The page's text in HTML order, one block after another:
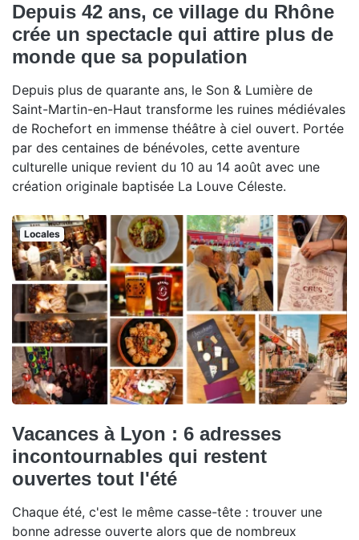
Depuis 42 ans, ce village du Rhône
crée un spectacle qui attire plus de
monde que sa population
Depuis plus de quarante ans, le Son & Lumière de
Saint-Martin-en-Haut transforme les ruines médiévales
de Rochefort en immense théâtre à ciel ouvert. Portée
par des centaines de bénévoles, cette aventure
culturelle unique revient du 10 au 14 août avec une
création originale baptisée La Louve Céleste.
Locales
Vacances à Lyon : 6 adresses
incontournables qui restent
ouvertes tout l'été
Chaque été, c'est le même casse-tête : trouver une
bonne adresse ouverte alors que de nombreux